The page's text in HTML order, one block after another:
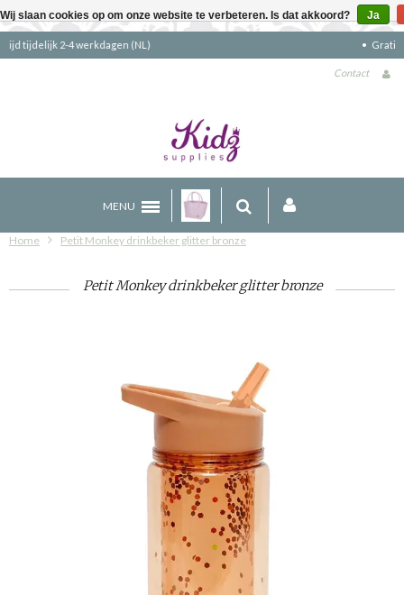
Gratis verzending boven €90 (NL)
Contact
MENU
Home Petit Monkey drinkbeker glitter bronze
Petit Monkey drinkbeker glitter bronze
Wij slaan cookies op om onze website te verbeteren. Is dat akkoord? Ja